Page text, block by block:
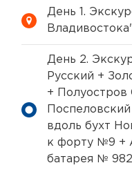
День 1.
День 2.
Русский +
+ Полуостров
вдоль бухт
к форту №9 +
батарея №